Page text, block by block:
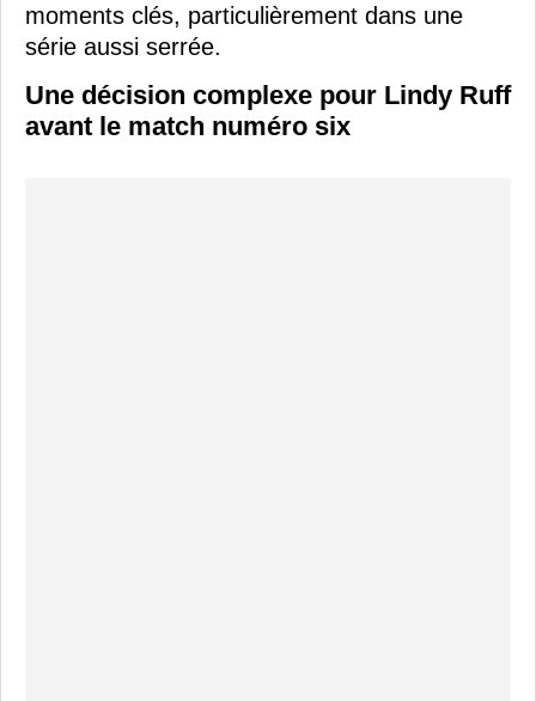
moments clés, particulièrement dans une
série aussi serrée.
Une décision complexe pour Lindy Ruff
avant le match numéro six